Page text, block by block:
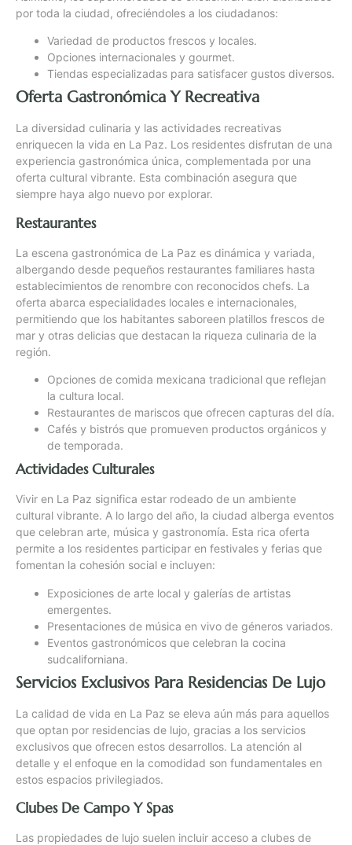
por toda la ciudad, ofreciéndoles a los ciudadanos:
Variedad de productos frescos y locales.
Opciones internacionales y gourmet.
Tiendas especializadas para satisfacer gustos diversos.
Oferta Gastronómica Y Recreativa
La diversidad culinaria y las actividades recreativas
enriquecen la vida en La Paz. Los residentes disfrutan de una
experiencia gastronómica única, complementada por una
oferta cultural vibrante. Esta combinación asegura que
siempre haya algo nuevo por explorar.
Restaurantes
La escena gastronómica de La Paz es dinámica y variada,
albergando desde pequeños restaurantes familiares hasta
establecimientos de renombre con reconocidos chefs. La
oferta abarca especialidades locales e internacionales,
permitiendo que los habitantes saboreen platillos frescos de
mar y otras delicias que destacan la riqueza culinaria de la
región.
Opciones de comida mexicana tradicional que reflejan
la cultura local.
Restaurantes de mariscos que ofrecen capturas del día.
Cafés y bistrós que promueven productos orgánicos y
de temporada.
Actividades Culturales
Vivir en La Paz significa estar rodeado de un ambiente
cultural vibrante. A lo largo del año, la ciudad alberga eventos
que celebran arte, música y gastronomía. Esta rica oferta
permite a los residentes participar en festivales y ferias que
fomentan la cohesión social e incluyen:
Exposiciones de arte local y galerías de artistas
emergentes.
Presentaciones de música en vivo de géneros variados.
Eventos gastronómicos que celebran la cocina
sudcaliforniana.
Servicios Exclusivos Para Residencias De Lujo
La calidad de vida en La Paz se eleva aún más para aquellos
que optan por residencias de lujo, gracias a los servicios
exclusivos que ofrecen estos desarrollos. La atención al
detalle y el enfoque en la comodidad son fundamentales en
estos espacios privilegiados.
Clubes De Campo Y Spas
Las propiedades de lujo suelen incluir acceso a clubes de